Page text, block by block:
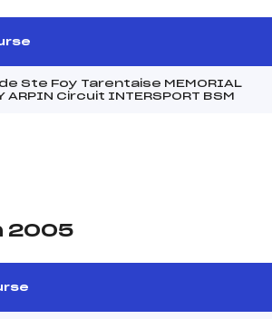
de Ste Foy Tarentaise MEMORIAL
ARPIN Circuit INTERSPORT BSM
2005